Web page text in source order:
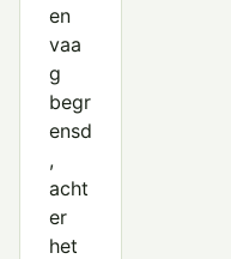
en
vaa
g
begr
ensd
,
acht
er
het